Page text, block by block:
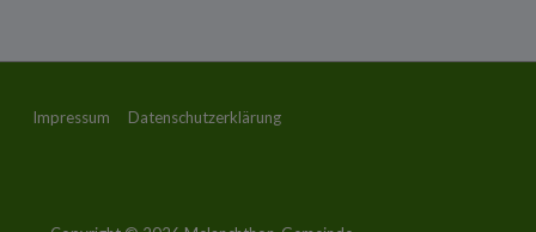
Footer-
Impressum Datenschutzerklärung